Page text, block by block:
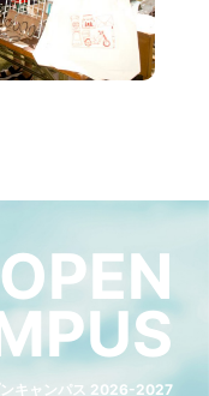
OPEN
ンキャンパス 2026-2027